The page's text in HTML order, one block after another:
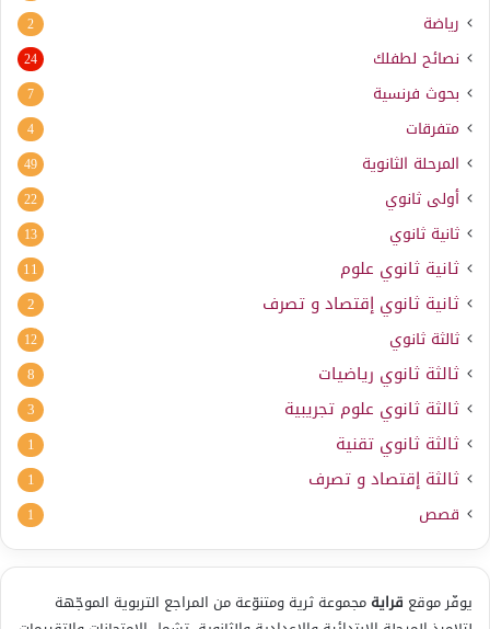
رياضة 2
نصائح لطفلك 24
بحوث فرنسية 7
متفرقات 4
المرحلة الثانوية 49
أولى ثانوي 22
ثانية ثانوي 13
ثانية ثانوي علوم 11
ثانية ثانوي إقتصاد و تصرف 2
ثالثة ثانوي 12
ثالثة ثانوي رياضيات 8
ثالثة ثانوي علوم تجريبية 3
ثالثة ثانوي تقنية 1
ثالثة إقتصاد و تصرف 1
قصص 1
يوفّر موقع قرايةمجموعة ثرية ومتنوّعة من المراجع التربوية الموجّهة